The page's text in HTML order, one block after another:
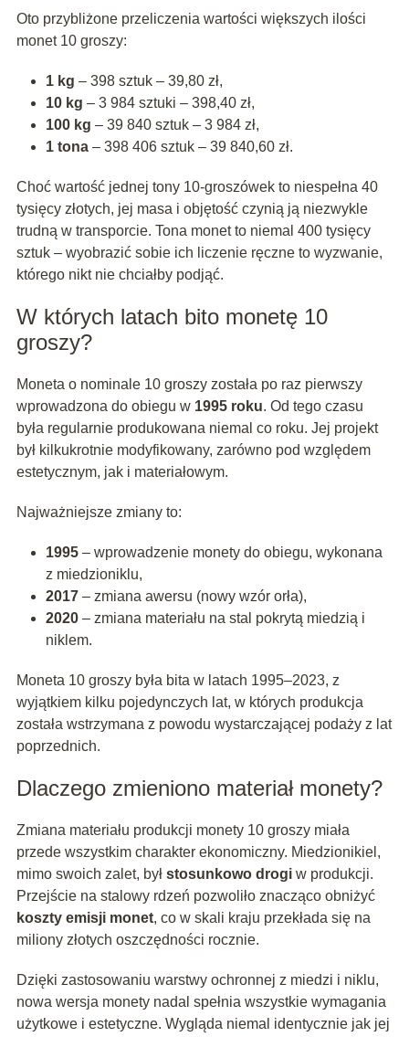
Oto przybliżone przeliczenia wartości większych ilości
monet 10 groszy:
1 kg – 398 sztuk – 39,80 zł,
10 kg – 3 984 sztuki – 398,40 zł,
100 kg – 39 840 sztuk – 3 984 zł,
1 tona– 398 406 sztuk – 39 840,60 zł.
Choć wartość jednej tony 10-groszówek to niespełna 40
tysięcy złotych, jej masa i objętość czynią ją niezwykle
trudną w transporcie. Tona monet to niemal 400 tysięcy
sztuk – wyobrazić sobie ich liczenie ręczne to wyzwanie,
którego nikt nie chciałby podjąć.
W których latach bito monetę 10
groszy?
Moneta o nominale 10 groszy została po raz pierwszy
wprowadzona do obiegu w 1995 roku. Od tego czasu
była regularnie produkowana niemal co roku. Jej projekt
był kilkukrotnie modyfikowany, zarówno pod względem
estetycznym, jak i materiałowym.
Najważniejsze zmiany to:
1995– wprowadzenie monety do obiegu, wykonana
z miedzioniklu,
2017– zmiana awersu (nowy wzór orła),
2020– zmiana materiału na stal pokrytą miedzią i
niklem.
Moneta 10 groszy była bita w latach 1995–2023, z
wyjątkiem kilku pojedynczych lat, w których produkcja
została wstrzymana z powodu wystarczającej podaży z lat
poprzednich.
Dlaczego zmieniono materiał monety?
Zmiana materiału produkcji monety 10 groszy miała
przede wszystkim charakter ekonomiczny. Miedzionikiel,
mimo swoich zalet, był stosunkowo drogiw produkcji.
Przejście na stalowy rdzeń pozwoliło znacząco obniżyć
koszty emisji monet, co w skali kraju przekłada się na
miliony złotych oszczędności rocznie.
Dzięki zastosowaniu warstwy ochronnej z miedzi i niklu,
nowa wersja monety nadal spełnia wszystkie wymagania
użytkowe i estetyczne. Wygląda niemal identycznie jak jej